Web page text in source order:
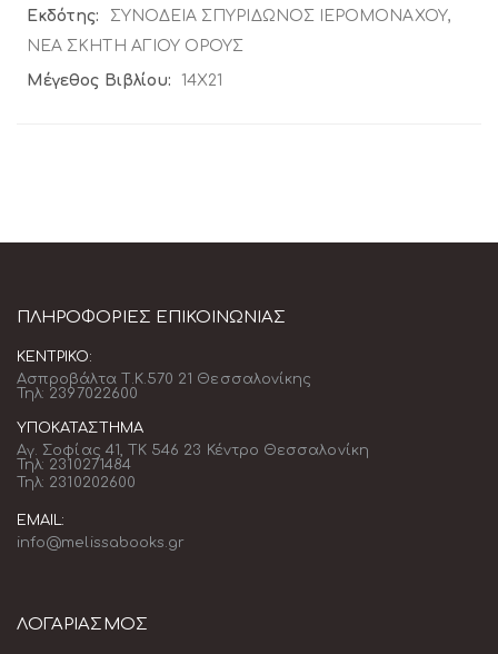
ΣΥΝΟΔΕΙΑ ΣΠΥΡΙΔΩΝΟΣ ΙΕΡΟΜΟΝΑΧΟΥ,
ΝΕΑ ΣΚΗΤΗ ΑΓΙΟΥ ΟΡΟΥΣ
14Χ21
ΠΛΗΡΟΦΟΡΊΕΣ ΕΠΙΚΟΙΝΩΝΊΑΣ
ΚΕΝΤΡΙΚΌ:
Ασπροβάλτα Τ.Κ.570 21 Θεσσαλονίκης
Τηλ: 2397022600
ΥΠΟΚΑΤΆΣΤΗΜΑ
Αγ. Σοφίας 41, ΤΚ 546 23 Κέντρο Θεσσαλονίκη
Τηλ: 2310271484
Τηλ: 2310202600
EMAIL:
info@melissabooks.gr
ΛΟΓΑΡΙΑΣΜΟΣ